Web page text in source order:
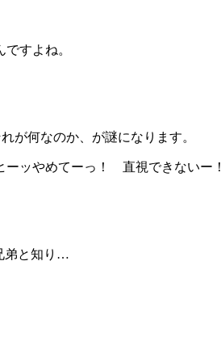
すよね。
が何なのか、が謎になります。
ッやめてーっ！ 直視できないー！
弟と知り…